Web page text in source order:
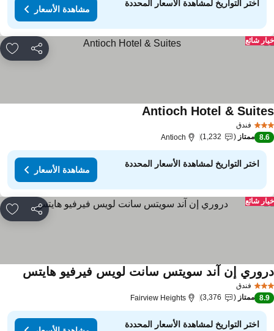
اختر التواريخ لمشاهدة الأسعار المحددة
مشاهدة الأسعار
مشاركة
شائع
فندق
Antioch Hotel &
8.6 ممتاز 1,232
Antioch
اختر التواريخ لمشاهدة الأسعار المحددة
مشاهدة الأسعار
مشاركة
شائع
فندق
إن آند سويتس سانت لويس فيرفيو هايتس
8.9 ممتاز 3,376
Fairview Heights
اختر التواريخ لمشاهدة الأسعار المحددة